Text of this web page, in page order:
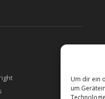
Um dir ein
um